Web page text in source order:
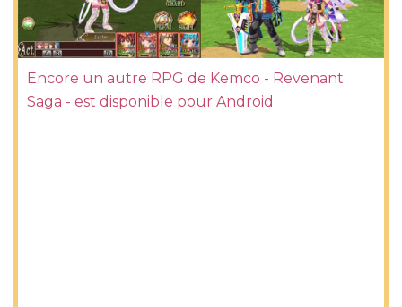
Encore un autre RPG de Kemco - Revenant
Saga - est disponible pour Android